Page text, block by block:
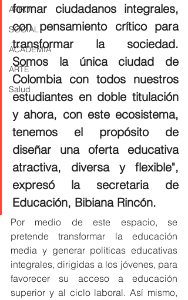
AFRO
SOCIAL
ACADEMIA
ARTE
Salud
formar ciudadanos integrales,
con pensamiento crítico para
transformar la sociedad.
Somos la única ciudad de
Colombia con todos nuestros
estudiantes en doble titulación
y ahora, con este ecosistema,
tenemos el propósito de
diseñar una oferta educativa
atractiva, diversa y flexible",
expresó la secretaria de
Educación, Bibiana Rincón.
Por medio de este espacio, se
pretende transformar la educación
media y generar políticas educativas
integrales, dirigidas a los jóvenes, para
favorecer su acceso a educación
superior y al ciclo laboral. Así mismo,